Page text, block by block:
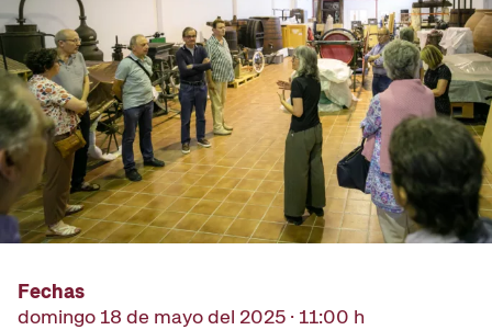
Fechas
domingo 18 de mayo del 2025 · 11:00 h